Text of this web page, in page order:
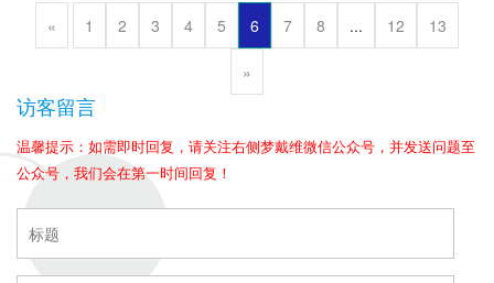
« 1 2 3 4 5 6 7 8 ... 12 13
»
访客留言
温馨提示：如需即时回复，请关注右侧梦戴维微信公众号，并发送问题至
公众号，我们会在第一时间回复！